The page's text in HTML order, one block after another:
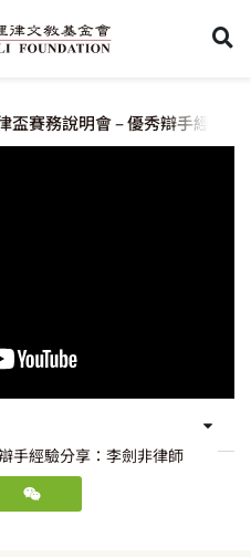
盃賽務說明會 – 優秀辯手經驗分
手經驗分享：李劍非律師